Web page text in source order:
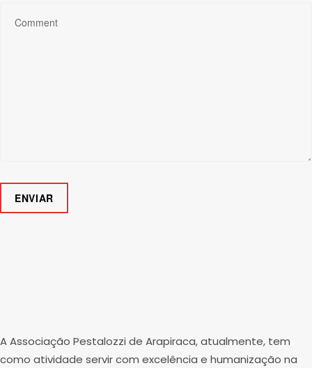
A Associação Pestalozzi de Arapiraca, atualmente, tem
como atividade servir com excelência e humanização na